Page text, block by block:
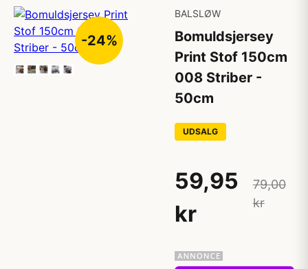
-24%
BALSLØW
Bomuldsjersey
Print Stof 150cm
008 Striber -
50cm
UDSALG
59,95
kr
79,00
kr